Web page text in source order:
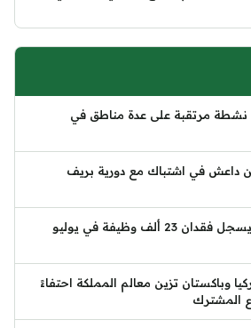
نشطة مرتقبة على عدة مناطق في
داعش في اشتباك مع دورية بريف
الاقتصاد الأمريكي يسجل فقدان 23 ألف وظيفة في يوليو
وباكستان تزين معالم المملكة احتفاءً
المشترك